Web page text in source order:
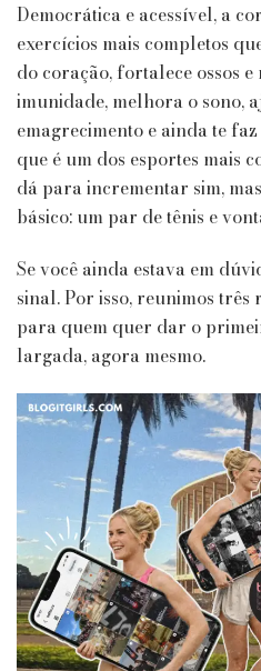
Democrática e acessível, a
exercícios mais completos
do coração, fortalece ossos
imunidade, melhora o sono,
emagrecimento e ainda te
que é um dos esportes mais
dá para incrementar sim,
básico: um par de tênis e
Se você ainda estava em
sinal. Por isso, reunimos
para quem quer dar o
largada, agora mesmo.